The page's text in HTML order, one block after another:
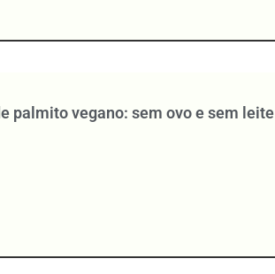
palmito vegano: sem ovo e sem leite